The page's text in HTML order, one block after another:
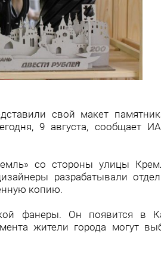
свой макет
9 августа, сообщает ИА
со стороны улицы
разрабатывали
копию.
фанеры. Он появится в
жители города могут